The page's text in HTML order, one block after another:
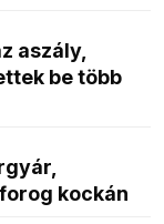
aszály,
be több
kockán